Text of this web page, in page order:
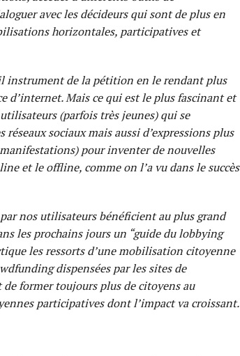
avec les décideurs qui sont de plus en
horizontales, participatives et
instrument de la pétition en le rendant plus
d’internet. Mais ce qui est le plus fascinant et
(parfois très jeunes) qui se
sociaux mais aussi d’expressions plus
pour inventer de nouvelles
et le offline, comme on l’a vu dans le succès
nos utilisateurs bénéficient au plus grand
les prochains jours un “guide du lobbying
les ressorts d’une mobilisation citoyenne
dispensées par les sites de
former toujours plus de citoyens au
participatives dont l’impact va croissant.